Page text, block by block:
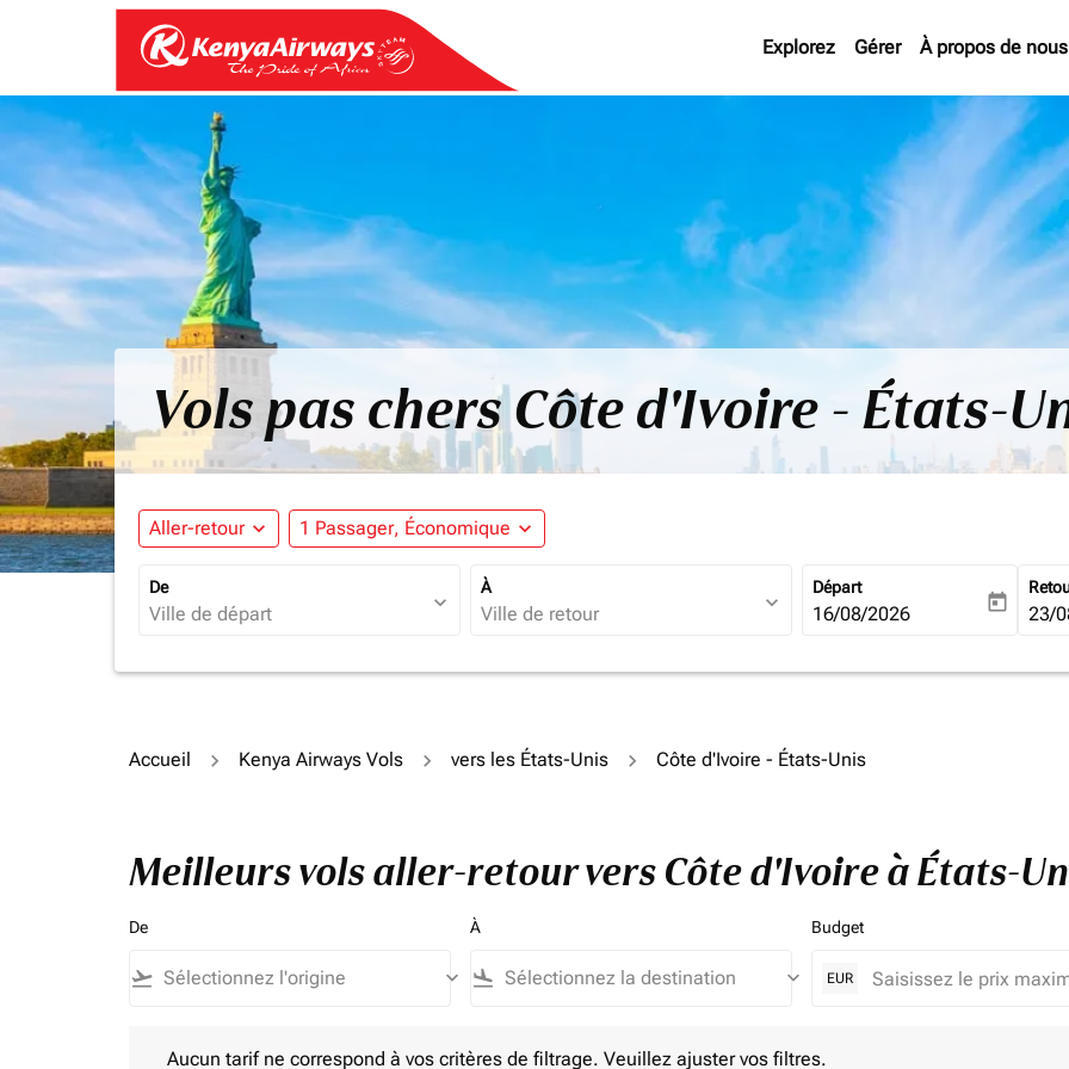
Explorez Gérer À propos de nous
Vols pas chers Côte d'Ivoire - États-
Aller-retour expand_more 1 Passager, Économique expand_more
De
expand_more
À
expand_more
Départ
fc-booking-departure-date-
16/08/2026 today fc-
23/
Accueil Kenya Airways Vols vers les États-Unis Côte d'Ivoire - États-Unis
Meilleurs vols aller-retour vers Côte d'Ivoire à États-
De
flight_takeoff keyboard_arrow_down
À
flight_land keyboard_arrow_down
Budget
EUR
Aucun tarif ne correspond à vos critères de filtrage. Veuillez ajuster vos filtres.